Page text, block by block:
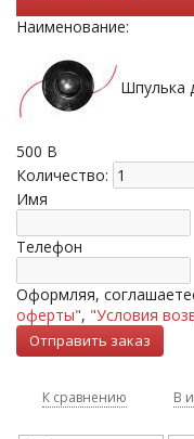
Наименование:
Шпулька
500 B
Количество:
Имя
Телефон
Оформляя,
оферты", "Условия
К сравнению В